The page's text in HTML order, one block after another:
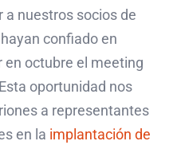
nuestros socios de
confiado en
en octubre el meeting
oportunidad nos
a representantes
en la implantación de